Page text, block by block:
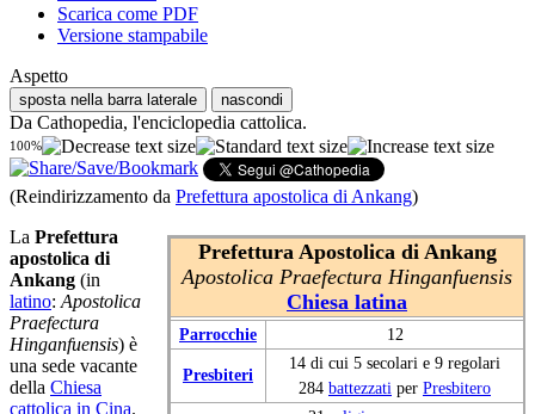
Scarica come PDF
Versione stampabile
Aspetto
sposta nella barra laterale nascondi
Da Cathopedia, l'enciclopedia cattolica.
100%
(Reindirizzamento da Prefettura apostolica di Ankang)
Prefettura Apostolica di Ankang
Apostolica Praefectura Hinganfuensis
Chiesa latina
Parrocchie 12
Presbiteri
14 di cui 5 secolari e 9 regolari
284 battezzati per Presbitero
La Prefettura
apostolica di
Ankang (in
latino: Apostolica
Praefectura
Hinganfuensis) è
una sede vacante
della Chiesa
cattolica in Cina.